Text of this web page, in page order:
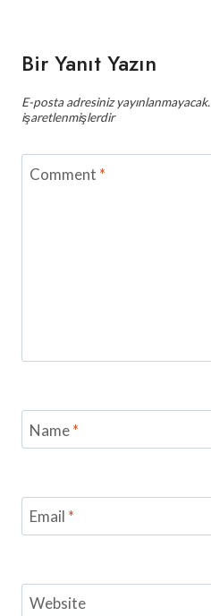
Bir Yanıt Yazın
E-posta adresiniz yayınlanmayacak.
işaretlenmişlerdir
Comment *
Name*
Email *
Website